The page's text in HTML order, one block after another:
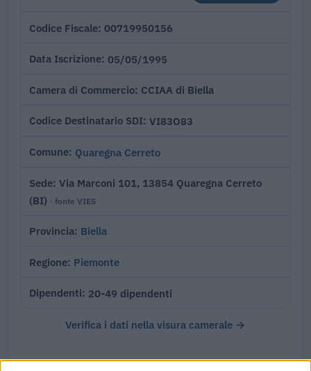
Codice Fiscale 00719950156
Data Iscrizione 05/05/1995
Camera di Commercio CCIAA di Biella
Codice Destinatario SDI VI83O83
Comune Quaregna Cerreto
Sede Via Marconi 101, 13854 Quaregna Cerreto
(BI) · fonte VIES
Provincia Biella
Regione Piemonte
Dipendenti 20-49 dipendenti
Verifica i dati nella visura camerale →